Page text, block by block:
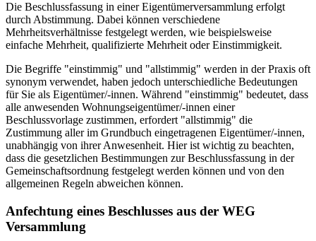
Die Beschlussfassung in einer Eigentümerversammlung erfolgt
durch Abstimmung. Dabei können verschiedene
Mehrheitsverhältnisse festgelegt werden, wie beispielsweise
einfache Mehrheit, qualifizierte Mehrheit oder Einstimmigkeit.
Die Begriffe "einstimmig" und "allstimmig" werden in der Praxis oft
synonym verwendet, haben jedoch unterschiedliche Bedeutungen
für Sie als Eigentümer/-innen. Während "einstimmig" bedeutet, dass
alle anwesenden Wohnungseigentümer/-innen einer
Beschlussvorlage zustimmen, erfordert "allstimmig" die
Zustimmung aller im Grundbuch eingetragenen Eigentümer/-innen,
unabhängig von ihrer Anwesenheit. Hier ist wichtig zu beachten,
dass die gesetzlichen Bestimmungen zur Beschlussfassung in der
Gemeinschaftsordnung festgelegt werden können und von den
allgemeinen Regeln abweichen können.
Anfechtung eines Beschlusses aus der WEG
Versammlung